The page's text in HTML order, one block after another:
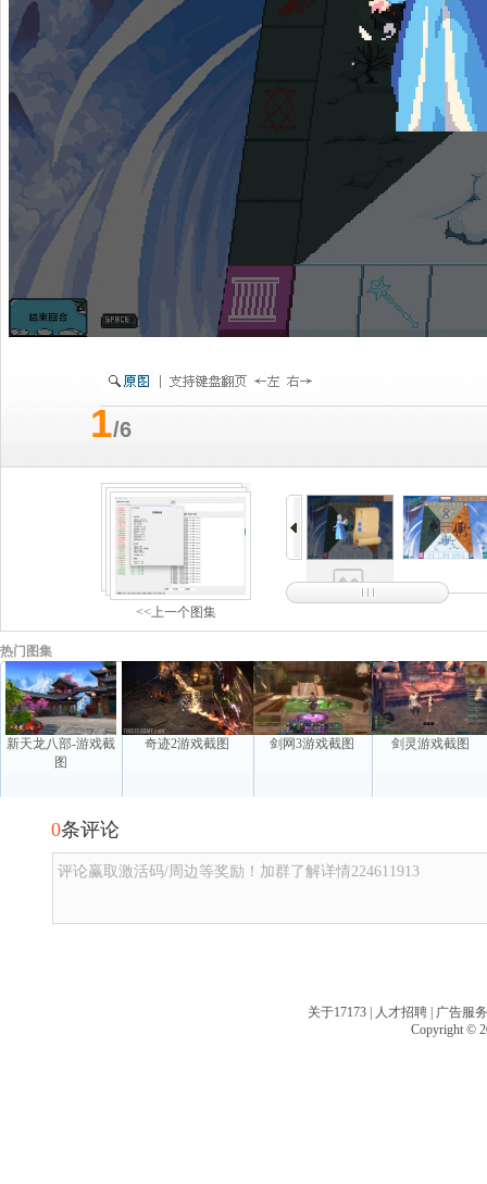
1/6
<<上一个图集
热门图集
新天龙八部-游戏截
图
奇迹2游戏截图 剑网3游戏截图 剑灵游戏截图
0条评论
评论赢取激活码/周边等奖励！加群了解详情224611913
关于17173 | 人才招聘 | 广告服务
Copyright ©